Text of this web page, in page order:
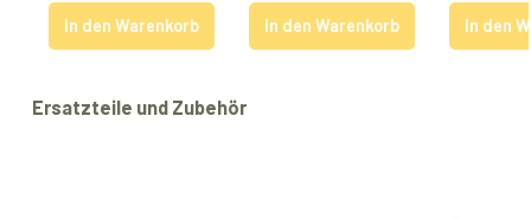
In den Warenkorb In den Warenkorb In den
Produktgalerie überspringen
Ersatzteile und Zubehör